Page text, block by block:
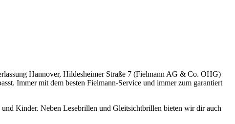
Hannover, Hildesheimer Straße 7 (Fielmann AG & Co. OHG)
Immer mit dem besten Fielmann-Service und immer zum garantiert
Kinder. Neben Lesebrillen und Gleitsichtbrillen bieten wir dir auch